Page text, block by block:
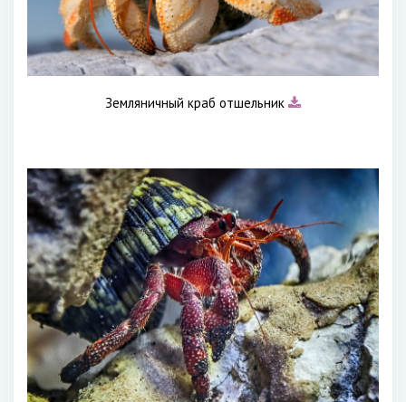
Земляничный краб отшельник